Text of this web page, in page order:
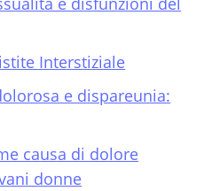
Interstiziale
e dispareunia:
causa di dolore
donne